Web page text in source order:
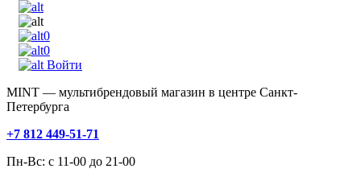
0
0
Войти
MINT — мультибрендовый магазин в центре Санкт-
Петербурга
+7 812 449-51-71
Пн-Вс: с 11-00 до 21-00